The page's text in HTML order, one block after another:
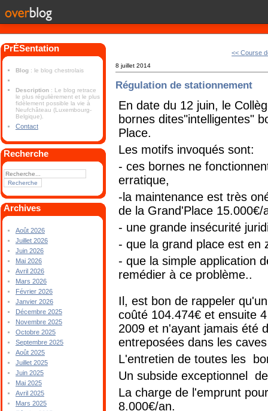
PrÉSentation
Blog : le blog chestrolais
Description : Le blog retrace
le plus régulièrement et le plus
fidèlement possible la vie à
Neufchâteau (Luxembourg-
Belgique).
Contact
Recherche
Archives
Août 2026
Juillet 2026
Juin 2026
Mai 2026
Avril 2026
Mars 2026
Février 2026
Janvier 2026
Décembre 2025
Novembre 2025
Octobre 2025
Septembre 2025
Août 2025
Juillet 2025
Juin 2025
Mai 2025
Avril 2025
Mars 2025
<< Course
8 juillet 2014
Régulation de stationnement
En date du 12 juin, le
bornes dites"intelligentes"
Place.
Les motifs invoqués sont:
- ces bornes ne
erratique,
-la maintenance est très
de la Grand'Place 15.000€/
- une grande insécurité
- que la grand place est en
- que la simple application
remédier à ce problème..
Il, est bon de rappeler
coûté 104.474€ et ensuite
2009 et n'ayant jamais été
entreposées dans les
L'entretien de toutes les
Un subside exceptionnel
La charge de l'emprunt
8.000€/an.